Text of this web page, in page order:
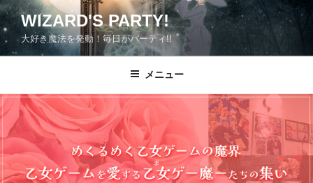
コ
ン
テ
ン
ス
ッ
プ
WIZARD'S PARTY!
大好き魔法を発動！毎日がパーティ!!
メニュー